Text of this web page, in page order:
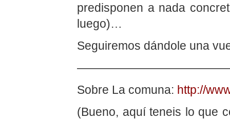
predisponen a nada
luego)…
Seguiremos dándole una
Sobre La comuna: http://
(Bueno, aquí teneis lo que